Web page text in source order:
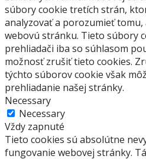
súbory cookie tretích strán,
analyzovať a porozumieť
webovú stránku. Tieto súbory
prehliadači iba so súhlasom
možnosť zrušiť tieto cookies.
týchto súborov cookie však
prehliadanie našej stránky.
Necessary
Necessary
Vždy zapnuté
Tieto cookies sú absolútne
fungovanie webovej stránky.